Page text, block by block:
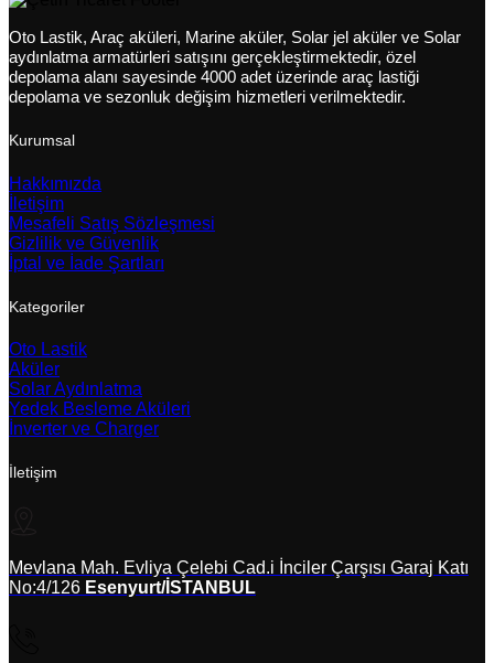
Oto Lastik, Araç aküleri, Marine aküler, Solar jel aküler ve Solar
aydınlatma armatürleri satışını gerçekleştirmektedir, özel
depolama alanı sayesinde 4000 adet üzerinde araç lastiği
depolama ve sezonluk değişim hizmetleri verilmektedir.
Kurumsal
Hakkımızda
İletişim
Mesafeli Satış Sözleşmesi
Gizlilik ve Güvenlik
İptal ve İade Şartları
Kategoriler
Oto Lastik
Aküler
Solar Aydınlatma
Yedek Besleme Aküleri
İnverter ve Charger
İletişim
Mevlana Mah. Evliya Çelebi Cad.i İnciler Çarşısı Garaj Katı
No:4/126 Esenyurt/İSTANBUL